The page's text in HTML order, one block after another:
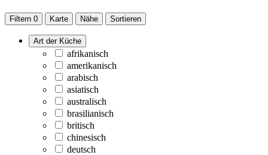
Filtern 0 Karte Nähe Sortieren
Art der Küche
afrikanisch
amerikanisch
arabisch
asiatisch
australisch
brasilianisch
britisch
chinesisch
deutsch